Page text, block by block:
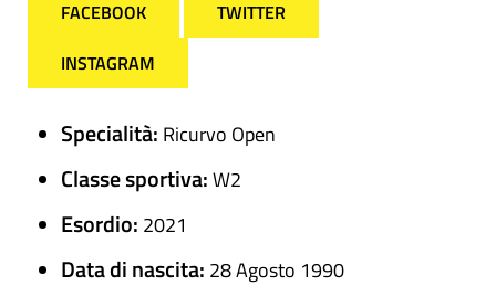
FACEBOOK
TWITTER
INSTAGRAM
Specialità: Ricurvo Open
Classe sportiva:W2
Esordio: 2021
Data di nascita: 28 Agosto 1990